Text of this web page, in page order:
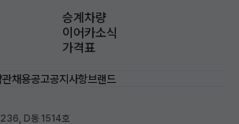
승계차량
이어카소식
가격표
관채용공고공지사항브랜드
236, D동 1514호